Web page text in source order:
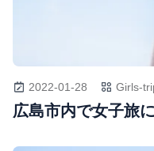
2022-01-28 Girls-
広島市内で女子旅